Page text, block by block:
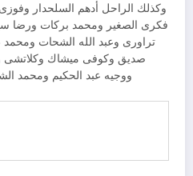
وكذلك الراحل أدهم السلحدار
فكرى الصغير ومحمد بركات ورضا
تراورى وعبد الله الشحات
صديق وكوفى ميشاك
ووجيه عبد الحكيم ومحمد